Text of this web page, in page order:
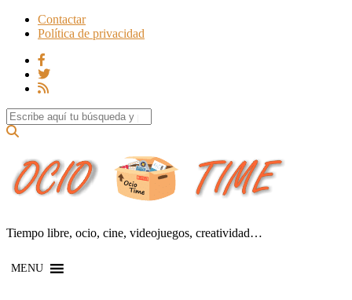
Contactar
Política de privacidad
Search for:
Tiempo libre, ocio, cine, videojuegos, creatividad…
MENU